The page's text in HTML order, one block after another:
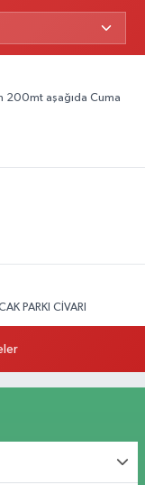
200mt aşağıda Cuma
PARKI CİVARI